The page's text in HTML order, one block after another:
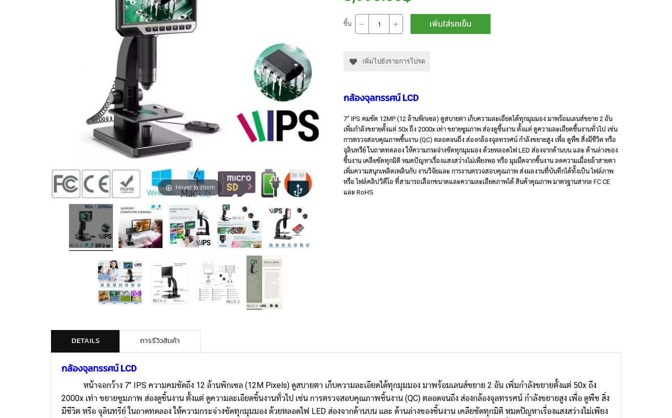
ชิ้น เพิ่มใส่รถเข็น
เพิ่มไปยังรายการโปรด
กล้องจุลทรรศน์ LCD
7" IPS คมชัด 12MP (12 ล้านพิกเซล) ดูสบายตา เก็บความละเอียดได้ทุกมุมมอง มาพร้อมเลนส์ขยาย 2 อัน
เพิ่มกำลังขยายตั้งแต่ 50x ถึง 2000x เท่า ขยายซูมภาพ ส่องดูชิ้นงาน ตั้งแต่ ดูความละเอียดชิ้นงานทั่วไป เช่น
การตรวจสอบคุณภาพชิ้นงาน (QC) ตลอดจนถึง ส่องกล้องจุลทรรศน์ กำลังขยายสูง เพื่อ ดูพืช สิ่งมีชีวิต หรือ
จุลินทรีย์ ในถาดทดลอง ให้ความกระจ่างชัดทุกมุมมอง ด้วยหลอดไฟ LED ส่องจากด้านบน และ ด้านล่างของ
ชิ้นงาน เคลียชัดทุกมิติ หมดปัญหาเรื่องแสงสว่างไม่เพียงพอ หรือ มุมมืดจากชิ้นงาน ลดความเมื่อยล้าสายตา
เพิ่มความสนุกเพลิดเพลินกับ งานวิจัยและ การงานตรวจสอบคุณภาพ ส่งผลงานที่บันทึกได้ทั้งเป็น ไฟล์ภาพ
หรือ ไฟล์คลิปวิดีโอ ที่สามารถเลือกขนาดและความละเอียดภาพได้ สินค้าคุณภาพ มาตรฐานสากล FC CE
และ RoHS
Hover to zoom
DETAILS การรีวิวสินค้า
กล้องจุลทรรศน์ LCD
หน้าจอกว้าง 7" IPS ความคมชัดถึง 12 ล้านพิกเซล (12M Pixels) ดูสบายตา เก็บความละเอียดได้ทุกมุมมอง มาพร้อมเลนส์ขยาย 2 อัน เพิ่มกำลังขยายตั้งแต่ 50x ถึง
2000x เท่า ขยายซูมภาพ ส่องดูชิ้นงาน ตั้งแต่ ดูความละเอียดชิ้นงานทั่วไป เช่น การตรวจสอบคุณภาพชิ้นงาน (QC) ตลอดจนถึง ส่องกล้องจุลทรรศน์ กำลังขยายสูง เพื่อ ดูพืช สิ่ง
มีชีวิต หรือ จุลินทรีย์ ในถาดทดลอง ให้ความกระจ่างชัดทุกมุมมอง ด้วยหลอดไฟ LED ส่องจากด้านบน และ ด้านล่างของชิ้นงาน เคลียชัดทุกมิติ หมดปัญหาเรื่องแสงสว่างไม่เพียง